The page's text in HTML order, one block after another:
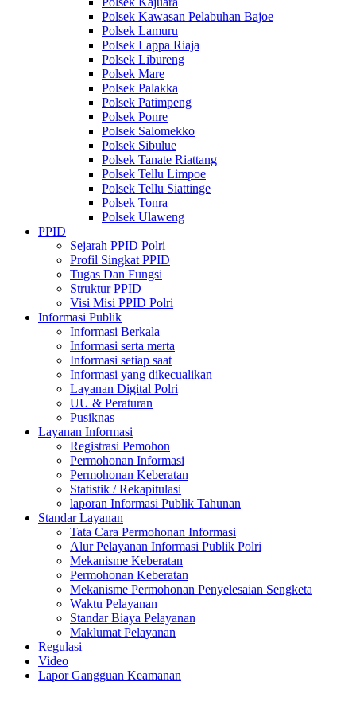
Polsek Kawasan Pelabuhan Bajoe
Polsek Lamuru
Polsek Lappa Riaja
Polsek Libureng
Polsek Mare
Polsek Palakka
Polsek Patimpeng
Polsek Ponre
Polsek Salomekko
Polsek Sibulue
Polsek Tanate Riattang
Polsek Tellu Limpoe
Polsek Tellu Siattinge
Polsek Tonra
Polsek Ulaweng
PPID
Sejarah PPID Polri
Profil Singkat PPID
Tugas Dan Fungsi
Struktur PPID
Visi Misi PPID Polri
Informasi Publik
Informasi Berkala
Informasi serta merta
Informasi setiap saat
Informasi yang dikecualikan
Layanan Digital Polri
UU & Peraturan
Pusiknas
Layanan Informasi
Registrasi Pemohon
Permohonan Informasi
Permohonan Keberatan
Statistik / Rekapitulasi
laporan Informasi Publik Tahunan
Standar Layanan
Tata Cara Permohonan Informasi
Alur Pelayanan Informasi Publik Polri
Mekanisme Keberatan
Permohonan Keberatan
Mekanisme Permohonan Penyelesaian Sengketa
Waktu Pelayanan
Standar Biaya Pelayanan
Maklumat Pelayanan
Regulasi
Video
Lapor Gangguan Keamanan